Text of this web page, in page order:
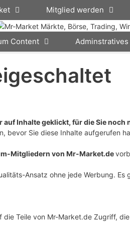
Mitglied werden
Content Adminstratives
auf Inhalte geklickt, für die Sie
bevor Sie diese Inhalte aufgerufen
Mitgliedern von Mr-Market.de
Ansatz ohne jede Werbung.
Teile von Mr-Market.de Zugriff,